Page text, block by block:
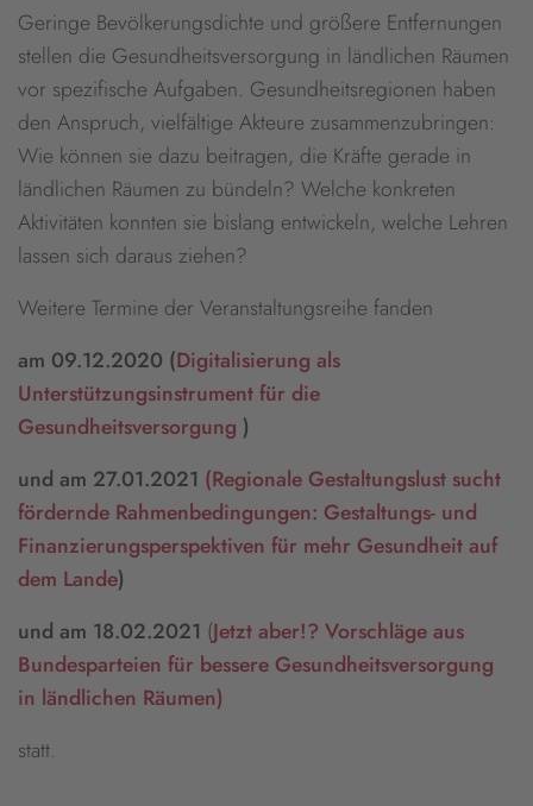
Geringe Bevölkerungsdichte und größere Entfernungen
stellen die Gesundheitsversorgung in ländlichen Räumen
vor spezifische Aufgaben. Gesundheitsregionen haben
den Anspruch, vielfältige Akteure zusammenzubringen:
Wie können sie dazu beitragen, die Kräfte gerade in
ländlichen Räumen zu bündeln? Welche konkreten
Aktivitäten konnten sie bislang entwickeln, welche Lehren
lassen sich daraus ziehen?
Weitere Termine der Veranstaltungsreihe fanden
am 09.12.2020 (Digitalisierung als
Unterstützungsinstrument für die
Gesundheitsversorgung )
und am 27.01.2021 (Regionale Gestaltungslust sucht
fördernde Rahmenbedingungen: Gestaltungs- und
Finanzierungsperspektiven für mehr Gesundheit auf
dem Lande)
und am 18.02.2021 (Jetzt aber!? Vorschläge aus
Bundesparteien für bessere Gesundheitsversorgung
in ländlichen Räumen)
statt.